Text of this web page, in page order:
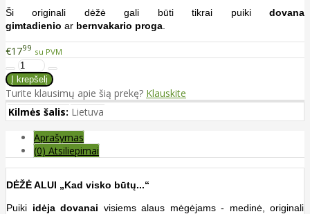
Ši originali dėžė gali būti tikrai puiki dovana
gimtadienio ar bernvakario proga
€1799 su PVM
Turite klausimų apie šią prekę? Klauskite
Kilmės šalis: Lietuva
Aprašymas
(0) Atsiliepimai
DĖŽĖ ALUI „Kad visko būtų...“
Puiki idėja dovanai visiems alaus mėgėjams - medinė, originali